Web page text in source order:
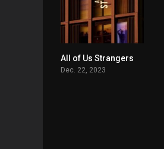
All of Us Strangers
Dec. 22, 2023